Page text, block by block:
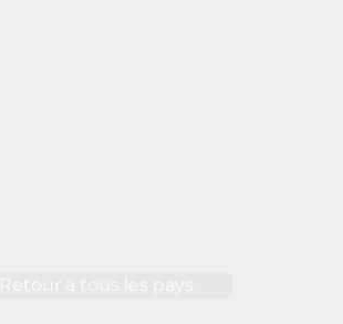
Retour à tous les pays